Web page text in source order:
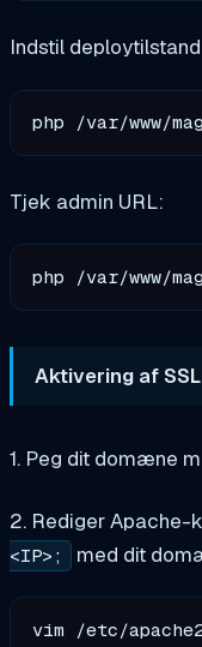
Indstil
Tjek admin URL:
Aktivering af
1. Peg dit domæne
2. Rediger Apache-
<IP>;
med dit